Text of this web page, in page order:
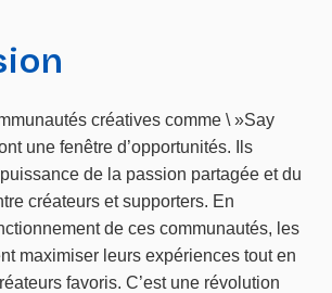
créatives comme \ »Say
une fenêtre d’opportunités. Ils
de la passion partagée et du
créateurs et supporters. En
de ces communautés, les
maximiser leurs expériences tout en
favoris. C’est une révolution